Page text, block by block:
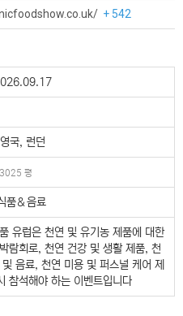
+ 542
국, 런던
평
품＆음료
유럽은 천연 및 유기농 제품에 대한
람회로, 천연 건강 및 생활 제품, 천
음료, 천연 미용 및 퍼스널 케어 제
참석해야 하는 이벤트입니다